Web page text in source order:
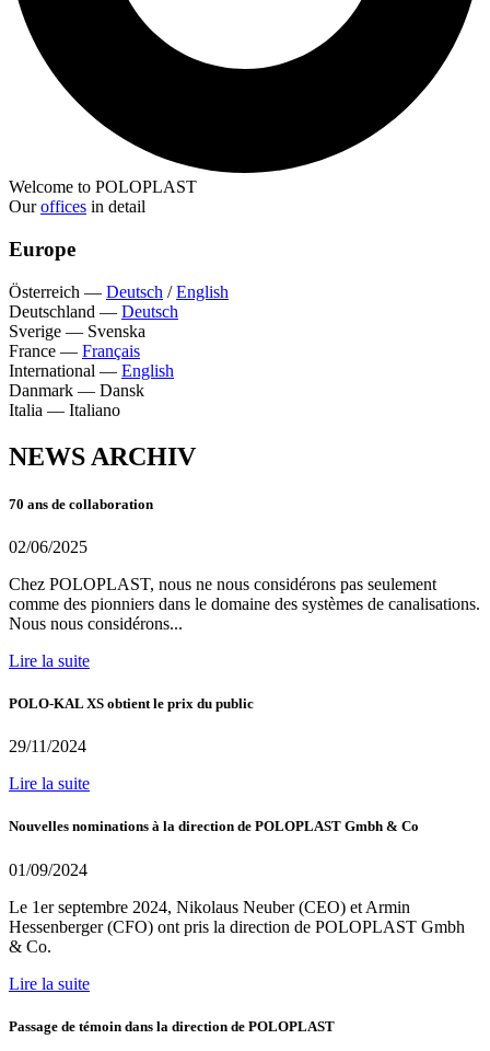
Welcome to POLOPLAST
Ouroffices in detail
Europe
Österreich — Deutsch /English
Deutschland — Deutsch
Sverige — Svenska
France — Français
International — English
Danmark — Dansk
Italia — Italiano
NEWS ARCHIV
70 ans de collaboration
02/06/2025
Chez POLOPLAST, nous ne nous considérons pas seulement
comme des pionniers dans le domaine des systèmes de canalisations.
Nous nous considérons...
Lire la suite
POLO-KAL XS obtient le prix du public
29/11/2024
Lire la suite
Nouvelles nominations à la direction de POLOPLAST Gmbh & Co
01/09/2024
Le 1er septembre 2024, Nikolaus Neuber (CEO) et Armin
Hessenberger (CFO) ont pris la direction de POLOPLAST Gmbh
& Co.
Lire la suite
Passage de témoin dans la direction de POLOPLAST